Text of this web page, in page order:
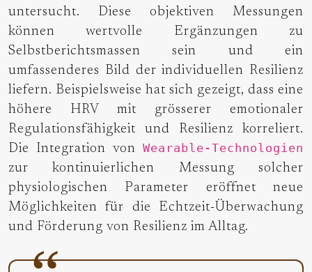
untersucht. Diese objektiven Messungen
können wertvolle Ergänzungen zu
Selbstberichtsmassen sein und ein
umfassenderes Bild der individuellen Resilienz
liefern. Beispielsweise hat sich gezeigt, dass eine
höhere HRV mit grösserer emotionaler
Regulationsfähigkeit und Resilienz korreliert.
Die Integration von Wearable-Technologien
zur kontinuierlichen Messung solcher
physiologischen Parameter eröffnet neue
Möglichkeiten für die Echtzeit-Überwachung
und Förderung von Resilienz im Alltag.